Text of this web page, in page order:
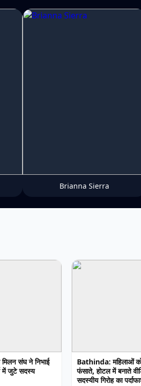
Brianna Sierra
संघ ने निभाई
में जुटे सदस्य
Bathinda: महिलाओं
फंसाते, होटल में बनाते
सदस्यीय गिरोह का